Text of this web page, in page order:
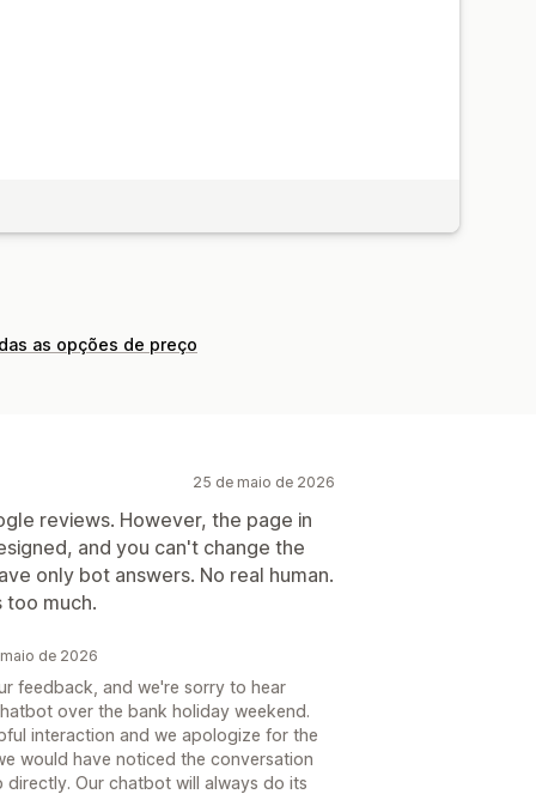
as opções de preço
25 de maio de 2026
reviews. However, the page in
and you can't change the
only bot answers. No real human.
too much.
de 2026
feedback, and we're sorry to hear
over the bank holiday weekend.
interaction and we apologize for the
would have noticed the conversation
Our chatbot will always do its